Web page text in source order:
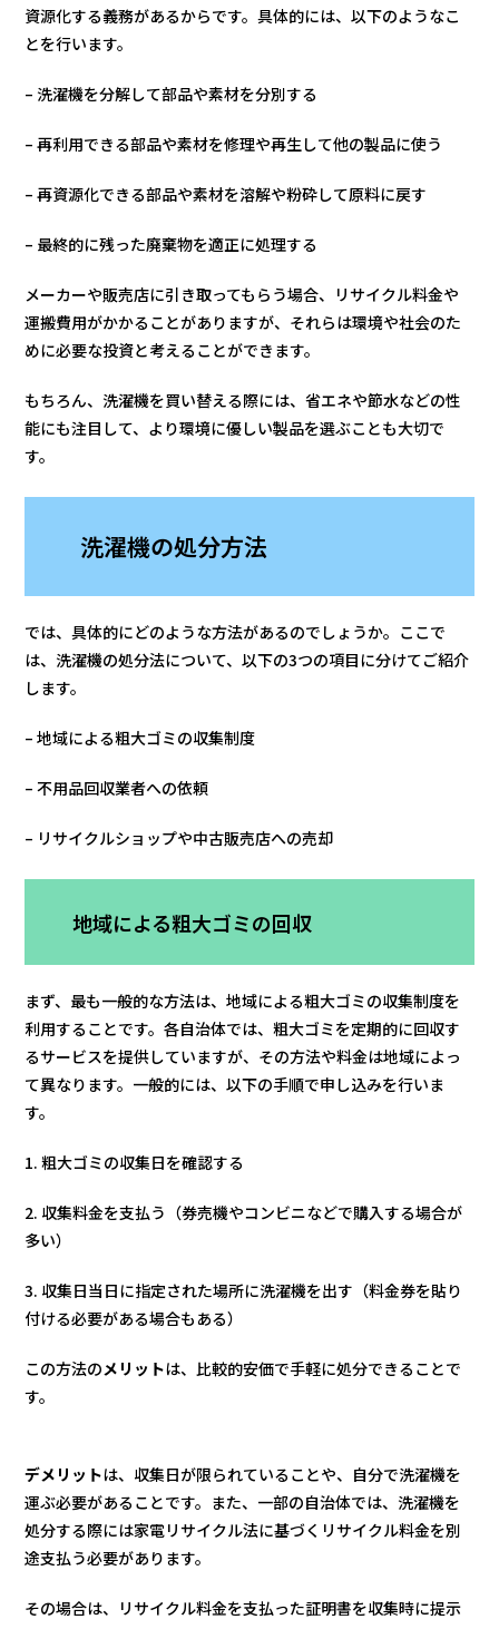
資源化する義務があるからです。具体的には、以下のようなこ
とを行います。
– 洗濯機を分解して部品や素材を分別する
– 再利用できる部品や素材を修理や再生して他の製品に使う
– 再資源化できる部品や素材を溶解や粉砕して原料に戻す
– 最終的に残った廃棄物を適正に処理する
メーカーや販売店に引き取ってもらう場合、リサイクル料金や
運搬費用がかかることがありますが、それらは環境や社会のた
めに必要な投資と考えることができます。
もちろん、洗濯機を買い替える際には、省エネや節水などの性
能にも注目して、より環境に優しい製品を選ぶことも大切で
す。
洗濯機の処分方法
では、具体的にどのような方法があるのでしょうか。ここで
は、洗濯機の処分法について、以下の3つの項目に分けてご紹介
します。
– 地域による粗大ゴミの収集制度
– 不用品回収業者への依頼
– リサイクルショップや中古販売店への売却
地域による粗大ゴミの回収
まず、最も一般的な方法は、地域による粗大ゴミの収集制度を
利用することです。各自治体では、粗大ゴミを定期的に回収す
るサービスを提供していますが、その方法や料金は地域によっ
て異なります。一般的には、以下の手順で申し込みを行いま
す。
1. 粗大ゴミの収集日を確認する
2. 収集料金を支払う（券売機やコンビニなどで購入する場合が
多い）
3. 収集日当日に指定された場所に洗濯機を出す（料金券を貼り
付ける必要がある場合もある）
この方法のメリットは、比較的安価で手軽に処分できることで
す。
デメリットは、収集日が限られていることや、自分で洗濯機を
運ぶ必要があることです。また、一部の自治体では、洗濯機を
処分する際には家電リサイクル法に基づくリサイクル料金を別
途支払う必要があります。
その場合は、リサイクル料金を支払った証明書を収集時に提示